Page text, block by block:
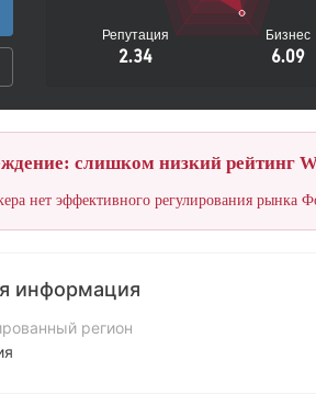
Репутация
2.34
Бизнес
6.09
слишком низкий рейтинг
нет эффективного регулирования рынка
информация
регион